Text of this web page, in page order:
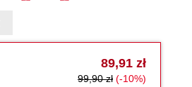
89,91 zł
99,90 zł (-10%)